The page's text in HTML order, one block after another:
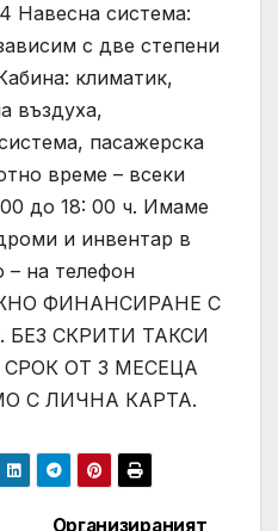
Навесна система:
с две степени
климатик,
въздуха,
пасажерска
време – всеки
до 18: 00 ч. Имаме
и инвентар в
– на телефон
ФИНАНСИРАНЕ С
БЕЗ СКРИТИ ТАКСИ
ОТ 3 МЕСЕЦА
С ЛИЧНА КАРТА.
Организираният